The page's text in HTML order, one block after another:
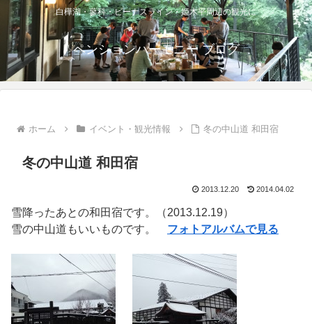
白樺湖・蓼科・ビーナスライン・姫木平周辺の観光に
ペンションハーモニー ブログ
ホーム イベント・観光情報 冬の中山道 和田宿
冬の中山道 和田宿
2013.12.20 2014.04.02
雪降ったあとの和田宿です。（2013.12.19）
雪の中山道もいいものです。 フォトアルバムで見る